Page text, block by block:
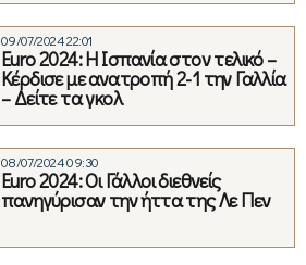
09/07/2024 22:01
Euro 2024: Η Ισπανία στον τελικό –
Κέρδισε με ανατροπή 2-1 την Γαλλία
– Δείτε τα γκολ
08/07/2024 09:30
Euro 2024: Οι Γάλλοι διεθνείς
πανηγύρισαν την ήττα της Λε Πεν